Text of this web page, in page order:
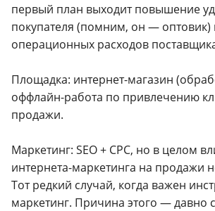
первый план выходит повышение
покупателя (помним, он —
операционных расходов
Площадка: интернет-магазин
оффлайн-работа по привлечению
продажи.
Маркетинг: SEO + CPC, но в целом
интернета-маркетинга на продажи
Тот редкий случай, когда важен
маркетинг. Причина этого — давно